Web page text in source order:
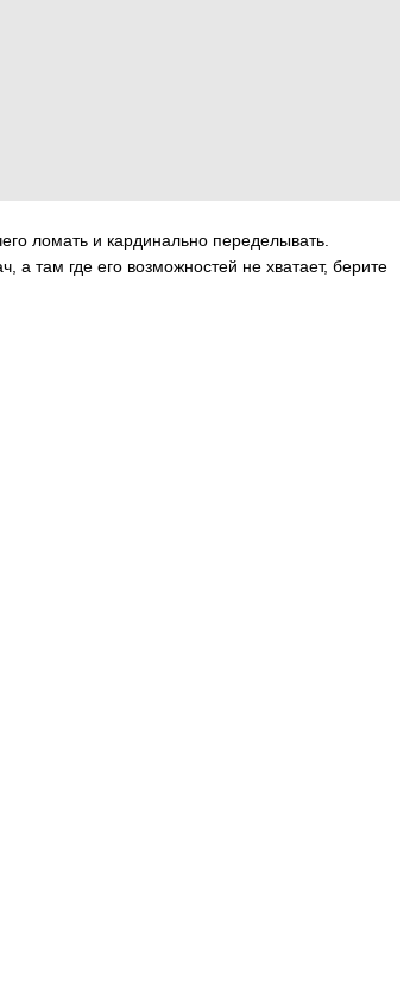
ломать и кардинально переделывать.
там где его возможностей не хватает, берите